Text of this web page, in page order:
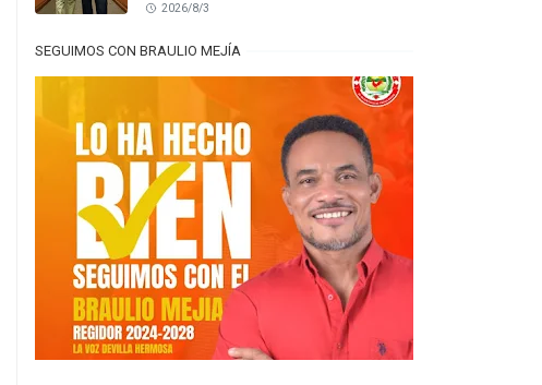
2026/8/3
SEGUIMOS CON BRAULIO MEJÍA